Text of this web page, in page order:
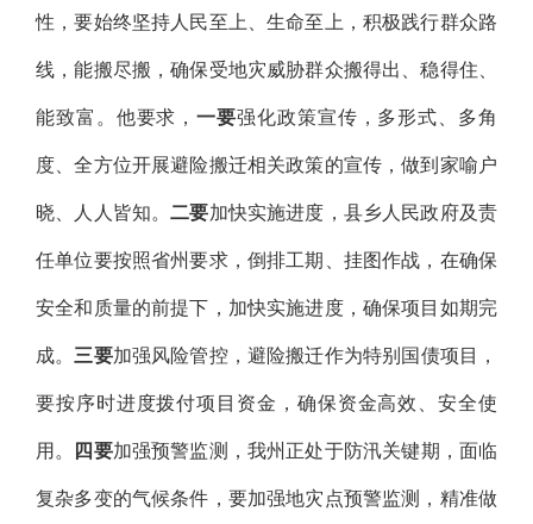
性，要始终坚持人民至上、生命至上，积极践行群众路
线，能搬尽搬，确保受地灾威胁群众搬得出、稳得住、
能致富。他要求，一要强化政策宣传，多形式、多角
度、全方位开展避险搬迁相关政策的宣传，做到家喻户
晓、人人皆知。二要加快实施进度，县乡人民政府及责
任单位要按照省州要求，倒排工期、挂图作战，在确保
安全和质量的前提下，加快实施进度，确保项目如期完
成。 三要加强风险管控，避险搬迁作为特别国债项目，
要按序时进度拨付项目资金，确保资金高效、安全使
用。 四要加强预警监测，我州正处于防汛关键期，面临
复杂多变的气候条件，要加强地灾点预警监测，精准做